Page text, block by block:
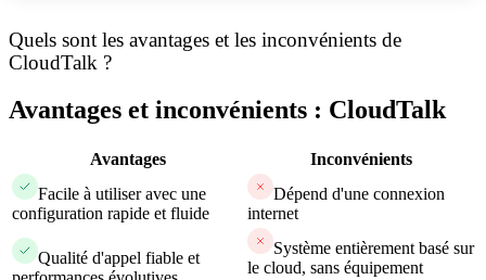
Quels sont les avantages et les inconvénients de
CloudTalk ?
Avantages et inconvénients : CloudTalk
Avantages
Inconvénients
Facile à utiliser avec une
configuration rapide et fluide
Dépend d'une connexion
internet
Qualité d'appel fiable et
Système entièrement basé sur
le cloud, sans équipement